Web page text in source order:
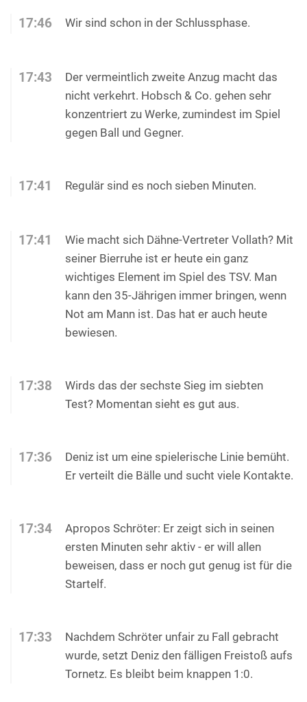
17:46 Wir sind schon in der Schlussphase.
17:43
Der vermeintlich zweite Anzug macht das
nicht verkehrt. Hobsch & Co. gehen sehr
konzentriert zu Werke, zumindest im Spiel
gegen Ball und Gegner.
17:41 Regulär sind es noch sieben Minuten.
17:41
Wie macht sich Dähne-Vertreter Vollath? Mit
seiner Bierruhe ist er heute ein ganz
wichtiges Element im Spiel des TSV. Man
kann den 35-Jährigen immer bringen, wenn
Not am Mann ist. Das hat er auch heute
bewiesen.
17:38
Wirds das der sechste Sieg im siebten
Test? Momentan sieht es gut aus.
17:36
Deniz ist um eine spielerische Linie bemüht.
Er verteilt die Bälle und sucht viele Kontakte.
17:34
Apropos Schröter: Er zeigt sich in seinen
ersten Minuten sehr aktiv - er will allen
beweisen, dass er noch gut genug ist für die
Startelf.
17:33
Nachdem Schröter unfair zu Fall gebracht
wurde, setzt Deniz den fälligen Freistoß aufs
Tornetz. Es bleibt beim knappen 1:0.